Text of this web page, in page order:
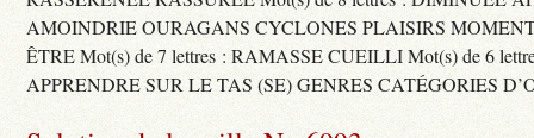
AMOINDRIE OURAGANS CYCLONES PLAISIRS
ÊTRE Mot(s) de 7 lettres : RAMASSE CUEILLI Mot(s) de 6
APPRENDRE SUR LE TAS (SE) GENRES CATÉGORIES